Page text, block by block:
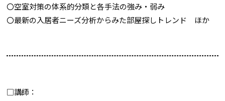
〇空室対策の体系的分類と各手法の強み・弱み
〇最新の入居者ニーズ分析からみた部屋探しトレンド ほか
□講師：